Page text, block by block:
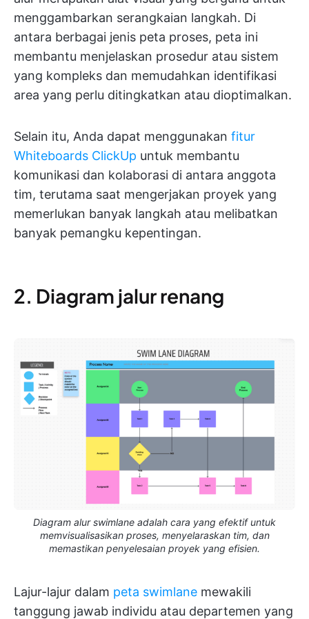
menggambarkan serangkaian langkah. Di
antara berbagai jenis peta proses, peta ini
membantu menjelaskan prosedur atau sistem
yang kompleks dan memudahkan identifikasi
area yang perlu ditingkatkan atau dioptimalkan.
Selain itu, Anda dapat menggunakan fitur
Whiteboards ClickUp untuk membantu
komunikasi dan kolaborasi di antara anggota
tim, terutama saat mengerjakan proyek yang
memerlukan banyak langkah atau melibatkan
banyak pemangku kepentingan.
2. Diagram jalur renang
Diagram alur swimlane adalah cara yang efektif untuk
memvisualisasikan proses, menyelaraskan tim, dan
memastikan penyelesaian proyek yang efisien.
Lajur-lajur dalam peta swimlane mewakili
tanggung jawab individu atau departemen yang